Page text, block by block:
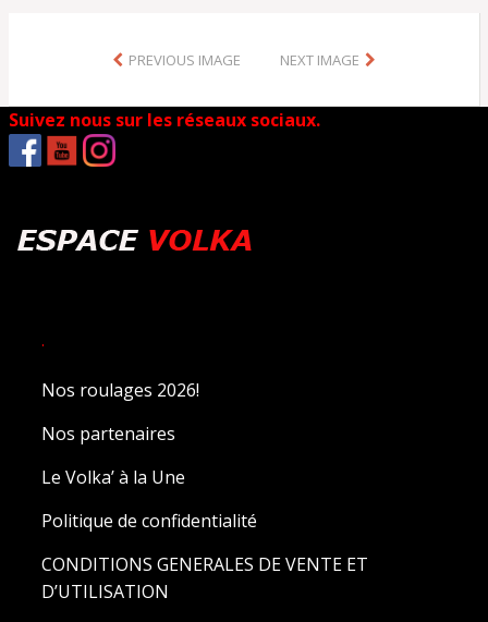
PREVIOUS IMAGE NEXT IMAGE
Suivez nous sur les réseaux sociaux.
.
Nos roulages 2026!
Nos partenaires
Le Volka’ à la Une
Politique de confidentialité
CONDITIONS GENERALES DE VENTE ET
D’UTILISATION